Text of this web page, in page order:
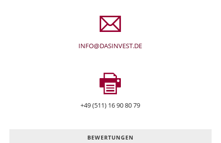
INFO@DASINVEST.DE
+49 (511) 16 90 80 79
BEWERTUNGEN